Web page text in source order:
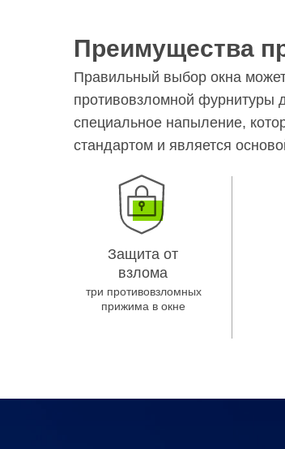
Защита от
взлома
три противовзломных
прижима в окне
Преимущества
Правильный выбор окна
противовзломной фурнитуры
специальное напыление,
стандартом и является